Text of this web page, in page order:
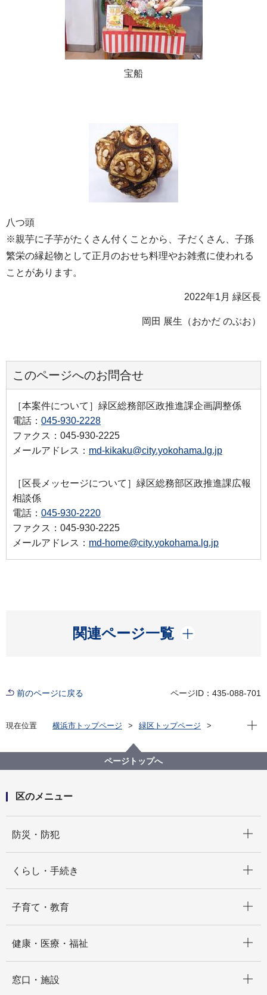
宝船
八つ頭
※親芋に子芋がたくさん付くことから、子だくさん、子孫
繁栄の縁起物として正月のおせち料理やお雑煮に使われる
ことがあります。
2022年1月 緑区長
岡田 展生（おかだ のぶお）
このページへのお問合せ
［本案件について］緑区総務部区政推進課企画調整係
電話： 045-930-2228
ファクス：045-930-2225
メールアドレス： md-kikaku@city.yokohama.lg.jp
［区長メッセージについて］緑区総務部区政推進課広報
相談係
電話： 045-930-2220
ファクス：045-930-2225
メールアドレス： md-home@city.yokohama.lg.jp
関連ページ一覧
開く
前のページに戻る ページID：435-088-701
現在位置 横浜市トップページ
緑区トップページ
【第47回】今年も緑区役所に緑区産の野菜の宝船を展
現在
ページトップへ
区のメニュー
防災・防犯
くらし・手続き
子育て・教育
健康・医療・福祉
窓口・施設